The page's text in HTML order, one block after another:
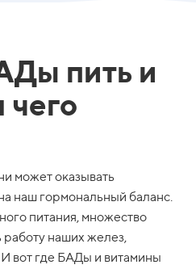
пить и
чего
может оказывать
наш гормональный баланс.
питания, множество
работу наших желез,
вот где БАДы и витамины